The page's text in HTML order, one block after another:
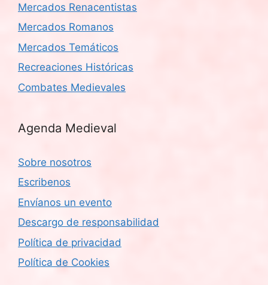
Mercados Renacentistas
Mercados Romanos
Mercados Temáticos
Recreaciones Históricas
Combates Medievales
Agenda Medieval
Sobre nosotros
Escribenos
Envíanos un evento
Descargo de responsabilidad
Política de privacidad
Política de Cookies